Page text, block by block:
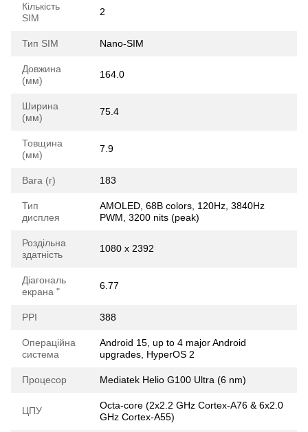
Кількість
SIM
2
Тип SIM Nano-SIM
Довжина
(мм)
164.0
Ширина
(мм)
75.4
Товщина
(мм)
7.9
Вага (г) 183
Тип
дисплея
AMOLED, 68B colors, 120Hz, 3840Hz
PWM, 3200 nits (peak)
Роздільна
здатність
1080 x 2392
Діагональ
екрана "
6.77
РРІ 388
Операційна
система
Android 15, up to 4 major Android
upgrades, HyperOS 2
Процесор Mediatek Helio G100 Ultra (6 nm)
ЦПУ
Octa-core (2x2.2 GHz Cortex-A76 & 6x2.0
GHz Cortex-A55)